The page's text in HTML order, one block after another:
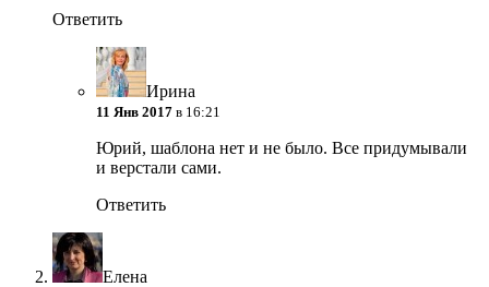
Ответить
Ирина
11 Янв 2017 в 16:21
Юрий, шаблона нет и не было. Все придумывали
и верстали сами.
Ответить
Елена